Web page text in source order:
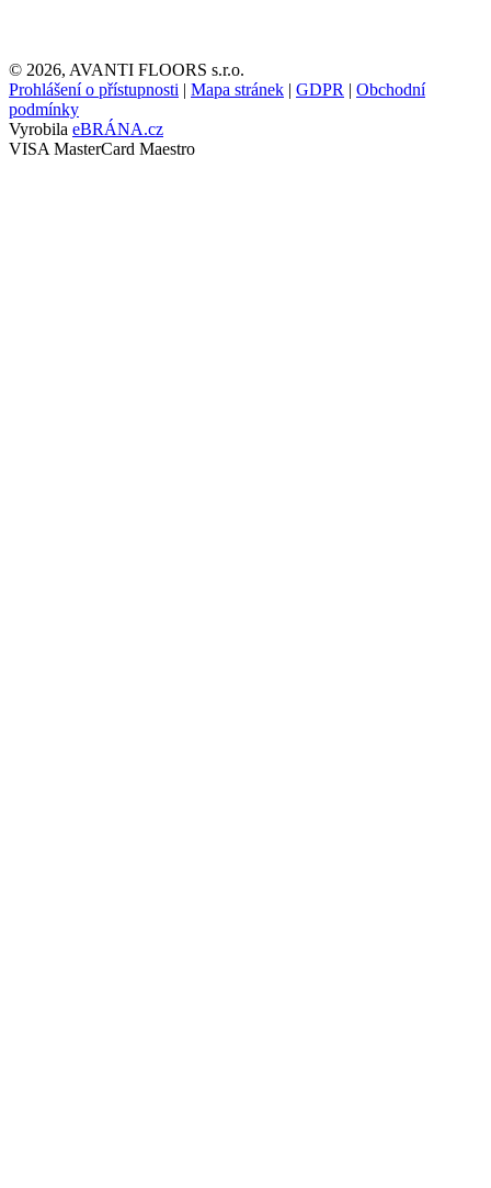
© 2026, AVANTI FLOORS s.r.o.
Prohlášení o přístupnosti | Mapa stránek | GDPR | Obchodní
podmínky
Vyrobila eBRÁNA.cz
VISA MasterCard Maestro